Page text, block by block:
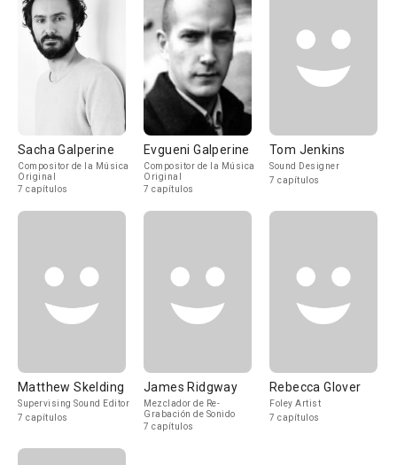
Sacha Galperine
Compositor de la Música
Original
7 capítulos
Evgueni Galperine
Compositor de la Música
Original
7 capítulos
Tom Jenkins
Sound Designer
7 capítulos
Matthew Skelding
Supervising Sound Editor
7 capítulos
James Ridgway
Mezclador de Re-
Grabación de Sonido
7 capítulos
Rebecca Glover
Foley Artist
7 capítulos